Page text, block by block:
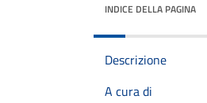
INDICE DELLA PAGINA
Descrizione
A cura di